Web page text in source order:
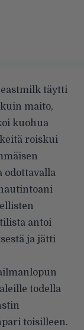
täytti
maito,
kuohua
roiskui
odottavalla
antoi
ja jätti
todella
toisilleen.